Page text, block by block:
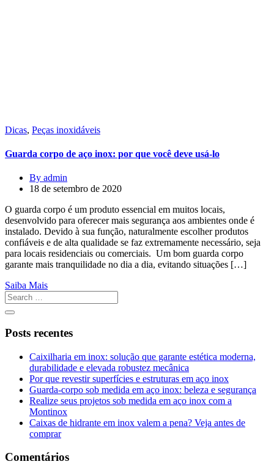
Dicas, Peças inoxidáveis
Guarda corpo de aço inox: por que você deve usá-lo
By admin
18 de setembro de 2020
O guarda corpo é um produto essencial em muitos locais,
desenvolvido para oferecer mais segurança aos ambientes onde é
instalado. Devido à sua função, naturalmente escolher produtos
confiáveis e de alta qualidade se faz extremamente necessário, seja
para locais residenciais ou comerciais. Um bom guarda corpo
garante mais tranquilidade no dia a dia, evitando situações […]
Saiba Mais
Posts recentes
Caixilharia em inox: solução que garante estética moderna,
durabilidade e elevada robustez mecânica
Por que revestir superfícies e estruturas em aço inox
Guarda-corpo sob medida em aço inox: beleza e segurança
Realize seus projetos sob medida em aço inox com a
Montinox
Caixas de hidrante em inox valem a pena? Veja antes de
comprar
Comentários